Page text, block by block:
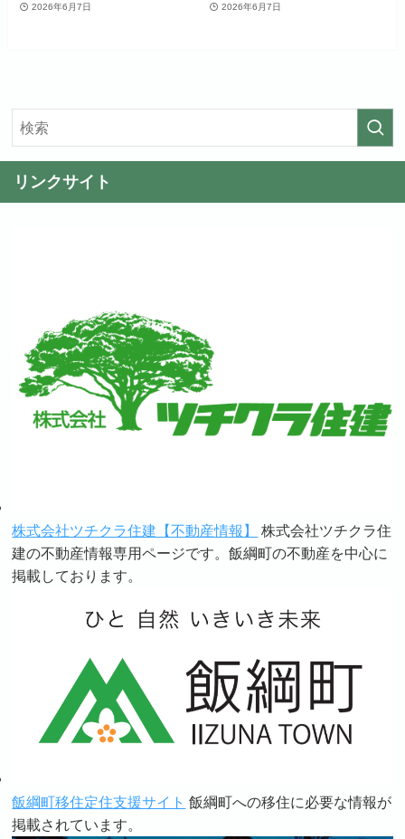
2026年6月7日 2026年6月7日
リンクサイト
株式会社ツチクラ住建【不動産情報】
株式会社ツチクラ住
建の不動産情報専用ページです。飯綱町の不動産を中心に
掲載しております。
飯綱町移住定住支援サイト 飯綱町への移住に必要な情報が
掲載されています。